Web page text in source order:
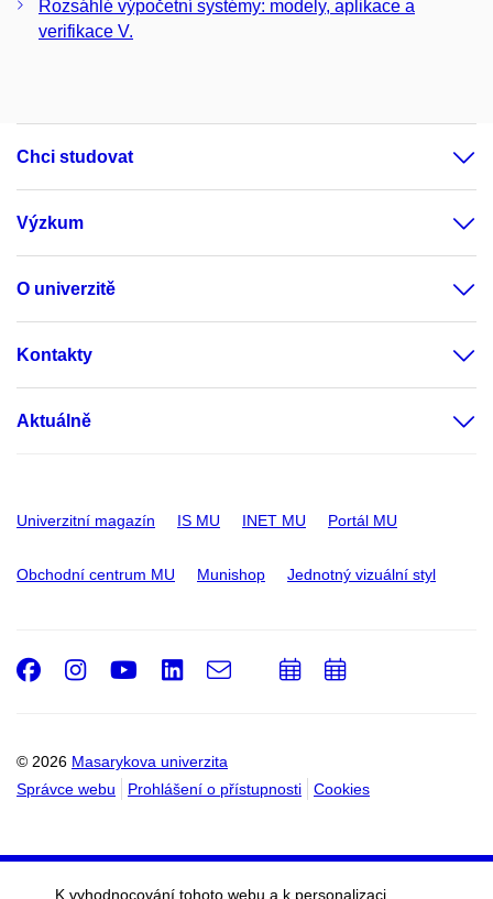
Rozsáhlé výpočetní systémy: modely, aplikace a
verifikace V.
Chci studovat
Výzkum
O univerzitě
Kontakty
Aktuálně
Univerzitní magazín IS MU INET MU Portál MU
Obchodní centrum MU Munishop Jednotný vizuální styl
© 2026 Masarykova univerzita
Správce webu
Prohlášení o přístupnosti Cookies
Facebook
Instagram
Youtube
LinkedIn
e-
PřidatPřidat
K vyhodnocování tohoto webu a k personalizaci